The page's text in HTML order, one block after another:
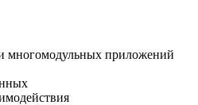
многомодульных приложений